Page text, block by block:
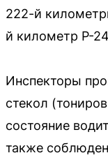
222-й
й километр Р-
Инспекторы
стекол
состояние
также